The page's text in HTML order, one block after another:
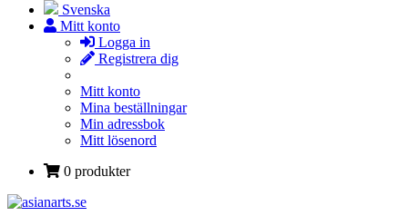
Svenska
Mitt konto
Logga in
Registrera dig
Mitt konto
Mina beställningar
Min adressbok
Mitt lösenord
0 produkter